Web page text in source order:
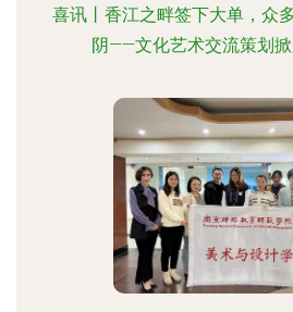
喜讯丨香江之畔签下大单，众
阴——文化艺术交流策划